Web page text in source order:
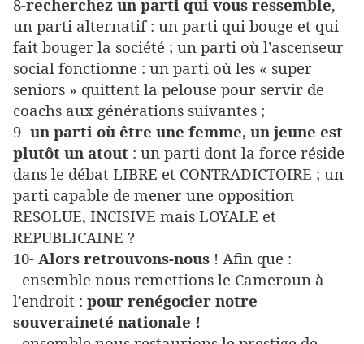
8-recherchez un parti qui vous ressemble,
un parti alternatif : un parti qui bouge et qui
fait bouger la société ; un parti où l’ascenseur
social fonctionne : un parti où les « super
seniors » quittent la pelouse pour servir de
coachs aux générations suivantes ;
9- un parti où être une femme, un jeune est
plutôt un atout : un parti dont la force réside
dans le débat LIBRE et CONTRADICTOIRE ; un
parti capable de mener une opposition
RESOLUE, INCISIVE mais LOYALE et
REPUBLICAINE ?
10- Alors retrouvons-nous ! Afin que :
- ensemble nous remettions le Cameroun à
l’endroit : pour renégocier notre
souveraineté nationale !